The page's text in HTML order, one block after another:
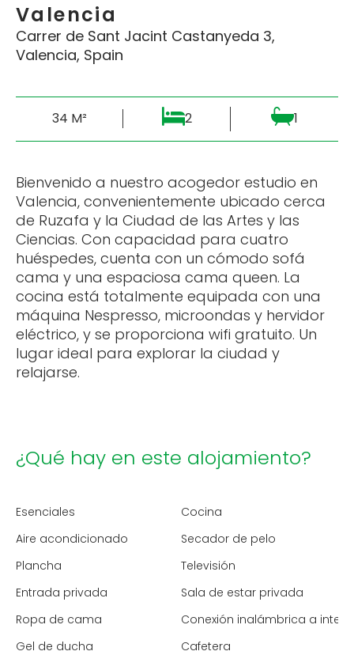
Valencia
Carrer de Sant Jacint Castanyeda 3,
Valencia, Spain
34 M² 2 1
Bienvenido a nuestro acogedor estudio en
Valencia, convenientemente ubicado cerca
de Ruzafa y la Ciudad de las Artes y las
Ciencias. Con capacidad para cuatro
huéspedes, cuenta con un cómodo sofá
cama y una espaciosa cama queen. La
cocina está totalmente equipada con una
máquina Nespresso, microondas y hervidor
eléctrico, y se proporciona wifi gratuito. Un
lugar ideal para explorar la ciudad y
relajarse.
¿Qué hay en este alojamiento?
Esenciales
Cocina
Aire acondicionado
Secador de pelo
Plancha
Televisión
Entrada privada
Sala de estar privada
Ropa de cama
Conexión inalámbrica a
Gel de ducha
Cafetera